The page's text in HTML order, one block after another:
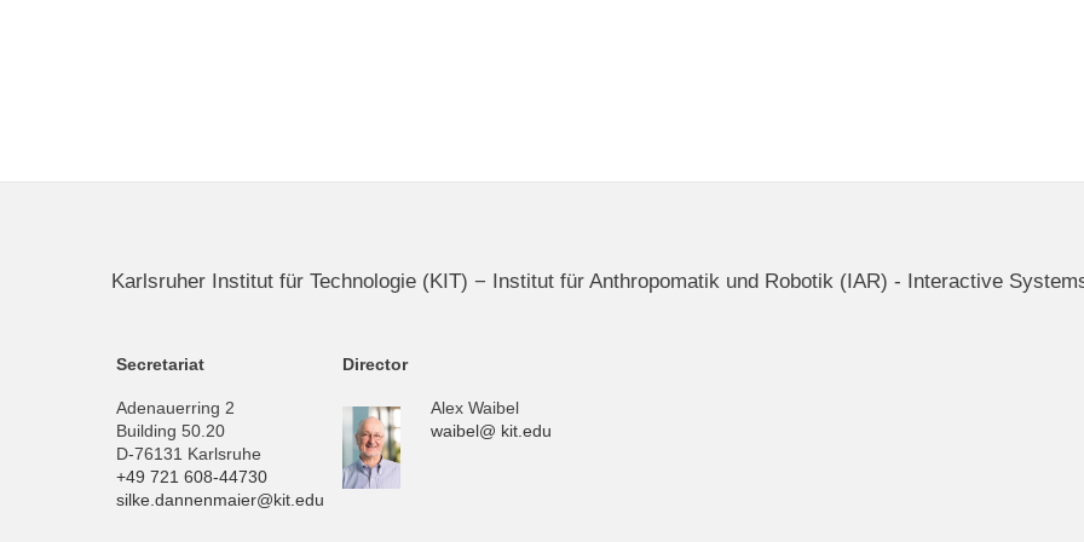
Karlsruher Institut für Technologie (KIT) − Institut für Anthropomatik und Robotik (IAR) - Interactive
Secretariat
Adenauerring 2
Building 50.20
D-76131 Karlsruhe
+49 721 608-44730
silke.dannenmaier@kit.edu
Director
Alex Waibel
waibel@ kit.edu